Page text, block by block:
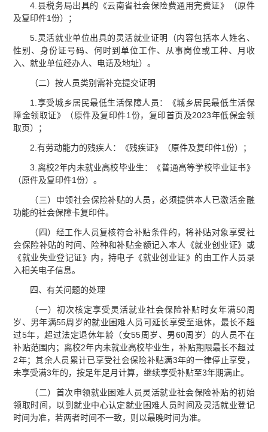
4.县税务局出具的《云南省社会保险费通用完费证》（原件
及复印件1份）；
5.灵活就业单位出具的灵活就业证明（内容包括本人姓名、
性别、身份证号码、何时到单位工作、从事岗位或工种、月收
入、就业单位经办人、电话及地址）。
（二）按人员类别需补充提交证明
1.享受城乡居民最低生活保障人员：《城乡居民最低生活保
障金领取证》（原件及复印件1份，复印首页及2023年低保金领
取页）；
2.有劳动能力的残疾人：《残疾证》（原件及复印件1份）；
3.离校2年内未就业高校毕业生：《普通高等学校毕业证书》
（原件及复印件1份）。
（三）申领社会保险补贴的人员，必须提供本人已激活金融
功能的社会保障卡复印件。
（四）经工作人员复核符合补贴条件的，将补贴对象享受社
会保险补贴的时间、险种和补贴金额记入本人《就业创业证》或
《就业失业登记证》内，持电子《就业创业证》的由工作人员录
入相关电子信息。
四、有关问题的处理
（一）初次核定享受灵活就业社会保险补贴时女年满50周
岁、男年满55周岁的就业困难人员可延长享受至退休，最长不超
过5年，超过法定退休年龄（女55周岁、男60周岁）的人员不在
补贴范围内；离校2年内未就业高校毕业生，补贴期限最长不超过
2年；其余人员累计已享受社会保险补贴满3年的一律停止享受，
未享受满3年的，按足年足月计算，继续享受补贴至3年期满止。
（二）首次申领就业困难人员灵活就业社会保险补贴的初始
领取时间，以到就业中心认定就业困难人员时间及灵活就业登记
时间为准，若两者时间不一致，则以最晚时间为准。